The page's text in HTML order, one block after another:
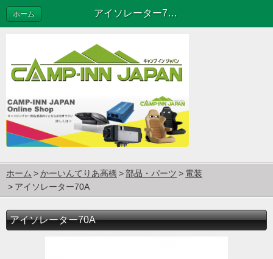
アイソレーター70A
ホーム
ホーム かーいんてりあ高橋 部品・パーツ
電装
アイソレーター70A
アイソレーター70A